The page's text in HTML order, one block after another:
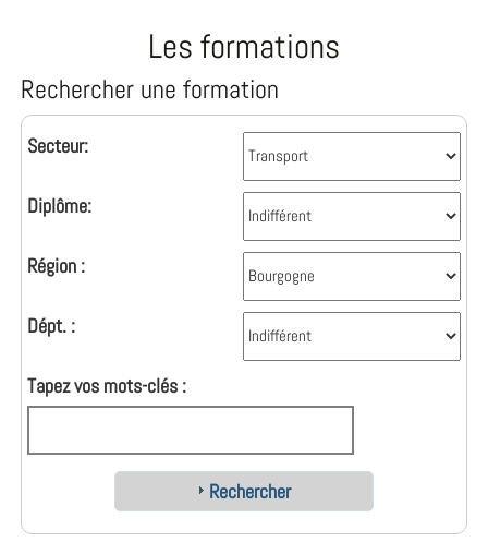
Les formations
Rechercher une formation
Secteur:
Diplôme:
Région :
Dépt. :
Tapez vos mots-clés :
Rechercher